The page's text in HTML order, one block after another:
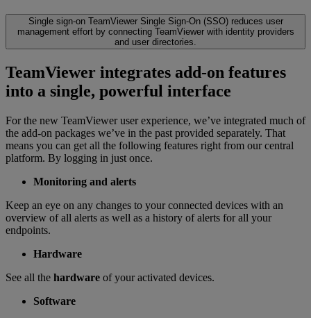
Single sign-on TeamViewer Single Sign-On (SSO) reduces user
management effort by connecting TeamViewer with identity providers
and user directories.
TeamViewer integrates add-on features
into a single, powerful interface
For the new TeamViewer user experience, we’ve integrated much of
the add-on packages we’ve in the past provided separately. That
means you can get all the following features right from our central
platform. By logging in just once.
Monitoring and alerts
Keep an eye on any changes to your connected devices with an
overview of all alerts as well as a history of alerts for all your
endpoints.
Hardware
See all the hardware of your activated devices.
Software